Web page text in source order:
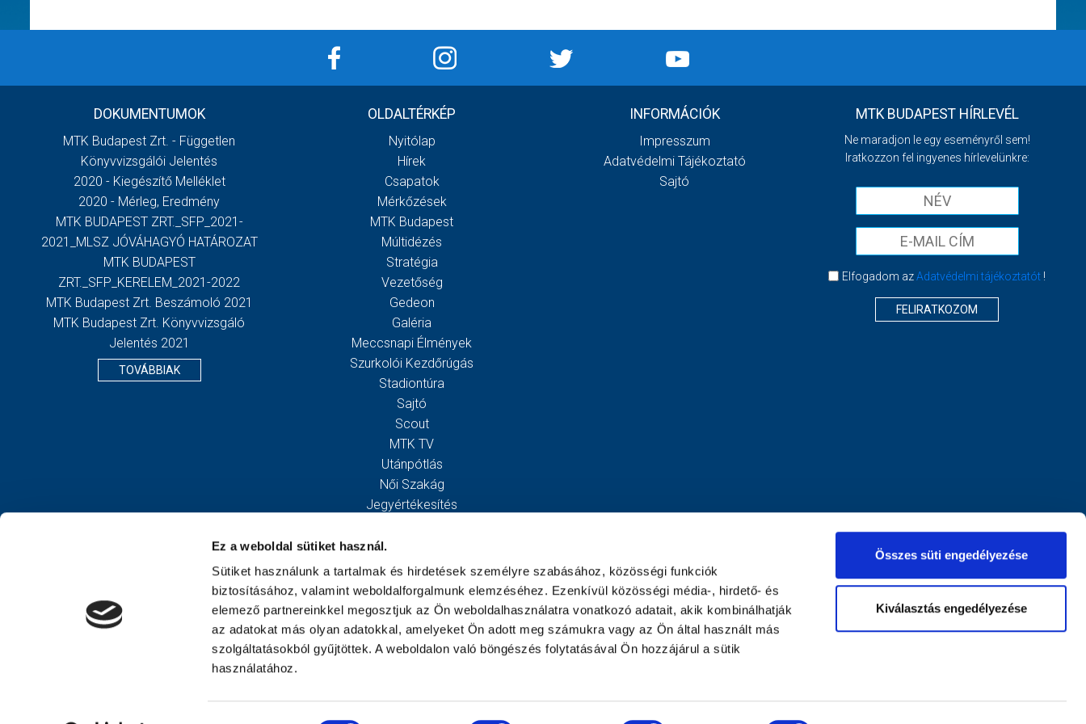
Ez a weboldal sütiket használ.
Sütiket használunk a tartalmak és hirdetések személyre szabásához, közösségi funkciók
biztosításához, valamint weboldalforgalmunk elemzéséhez. Ezenkívül közösségi média-, hirdető- és
elemező partnereinkkel megosztjuk az Ön weboldalhasználatra vonatkozó adatait, akik kombinálhatják
az adatokat más olyan adatokkal, amelyeket Ön adott meg számukra vagy az Ön által használt más
szolgáltatásokból gyűjtöttek. A weboldalon való böngészés folytatásával Ön hozzájárul a sütik
használatához.
Összes süti engedélyezése
Kiválasztás engedélyezése
DOKUMENTUMOK
MTK Budapest Zrt. - Független
Könyvvizsgálói Jelentés
2020 - Kiegészítő Melléklet
2020 - Mérleg, Eredmény
MTK BUDAPEST ZRT._SFP_2021-
2021_MLSZ JÓVÁHAGYÓ HATÁROZAT
MTK BUDAPEST
ZRT._SFP_KERELEM_2021-2022
MTK Budapest Zrt. Beszámoló 2021
MTK Budapest Zrt. Könyvvizsgáló
Jelentés 2021
TOVÁBBIAK
OLDALTÉRKÉP
Nyitólap
Hírek
Csapatok
Mérkőzések
MTK Budapest
Múltidézés
Stratégia
Vezetőség
Gedeon
Galéria
Meccsnapi Élmények
Szurkolói Kezdőrúgás
Stadiontúra
Sajtó
Scout
MTK TV
Utánpótlás
Női Szakág
Jegyértékesítés
Egyesület
Kapcsolat
INFORMÁCIÓK
Impresszum
Adatvédelmi Tájékoztató
Sajtó
MTK BUDAPEST HÍRLEVÉL
Ne maradjon le egy eseményről sem!
Iratkozzon fel ingyenes hírlevelünkre:
Elfogadom azAdatvédelmi tájékoztatót !
FELIRATKOZOM